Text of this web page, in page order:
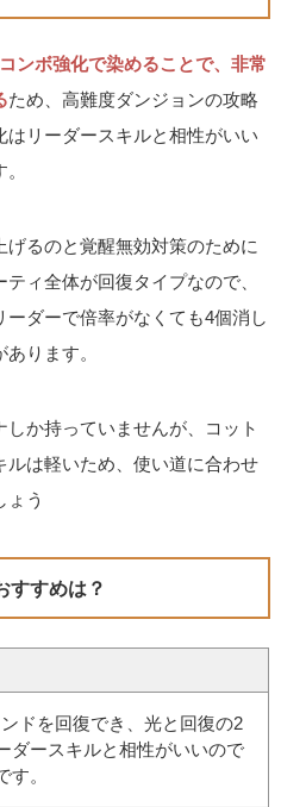
コンボ強化で染めることで、非常
ため、高難度ダンジョンの攻略
リーダースキルと相性がいい
るのと覚醒無効対策のために
ィ全体が回復タイプなので、
ダーで倍率がなくても4個消し
ります。
か持っていませんが、コット
ルは軽いため、使い道に合わせ
ょう
すすめは？
ドを回復でき、光と回復の2
ダースキルと相性がいいので
す。